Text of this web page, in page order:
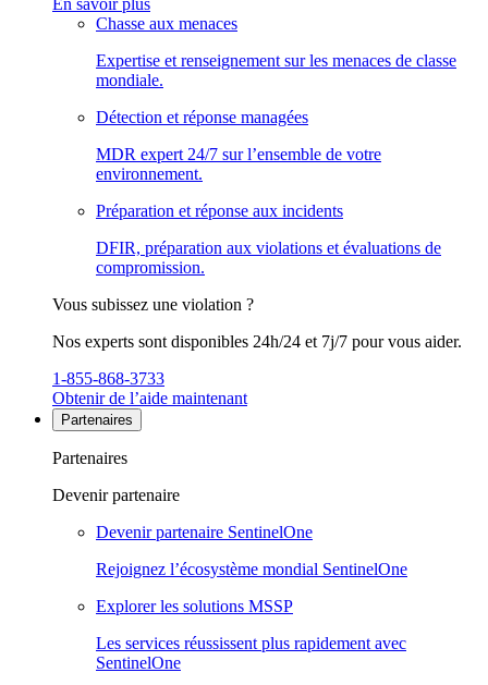
En savoir plus
Chasse aux menaces
Expertise et renseignement sur les menaces de classe
mondiale.
Détection et réponse managées
MDR expert 24/7 sur l’ensemble de votre
environnement.
Préparation et réponse aux incidents
DFIR, préparation aux violations et évaluations de
compromission.
Vous subissez une violation ?
Nos experts sont disponibles 24h/24 et 7j/7 pour vous aider.
1-855-868-3733
Obtenir de l’aide maintenant
Partenaires
Partenaires
Devenir partenaire
Devenir partenaire SentinelOne
Rejoignez l’écosystème mondial SentinelOne
Explorer les solutions MSSP
Les services réussissent plus rapidement avec
SentinelOne